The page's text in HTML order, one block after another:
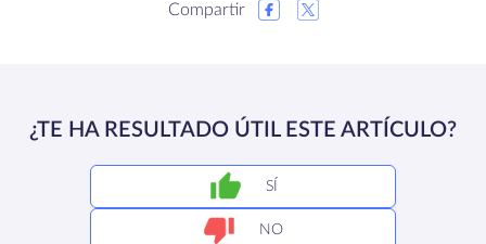
Compartir
¿TE HA RESULTADO ÚTIL ESTE ARTÍCULO?
SÍ
NO